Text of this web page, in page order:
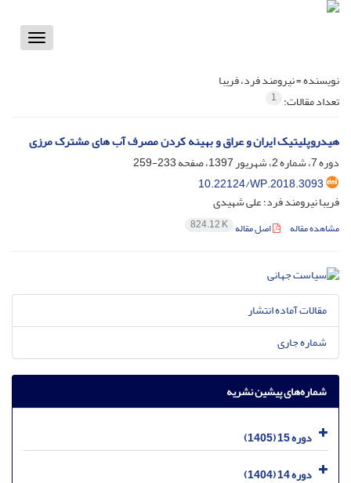
Toggle
نویسنده =نیرومند فرد، فریبا
تعداد مقالات: 1
هیدروپلیتیک ایران و عراق ‏و بهینه کردن مصرف آب های مشترک مرزی
دوره 7، شماره 2، شهریور 1397، صفحه
233-259
10.22124/WP.2018.3093
فریبا نیرومند فرد؛ علی شهیدی
مشاهده مقاله اصل مقاله 824.12 K
مقالات آماده انتشار
شماره جاری
شماره‌های پیشین نشریه
دوره 15 (1405)
دوره 14 (1404)